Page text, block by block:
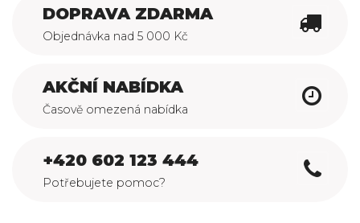
DOPRAVA ZDARMA
Objednávka nad 5 000 Kč
AKČNÍ NABÍDKA
Časově omezená nabídka
+420 602 123 444
Potřebujete pomoc?